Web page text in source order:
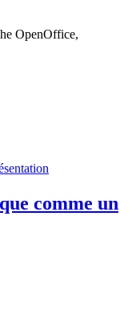
OpenOffice,
comme un